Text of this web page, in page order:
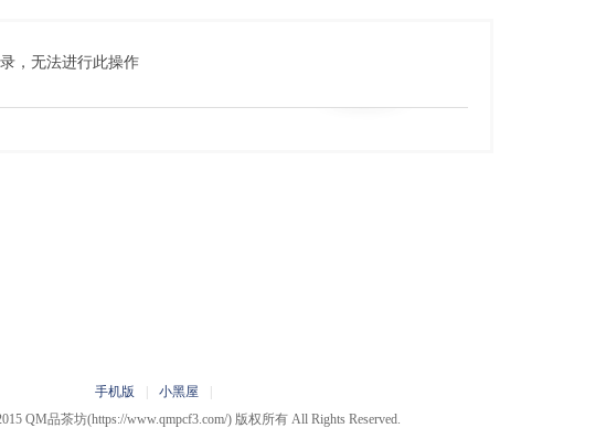
，无法进行此操作
手机版 小黑屋
QM品茶坊(https://www.qmpcf3.com/) 版权所有 All Rights Reserved.